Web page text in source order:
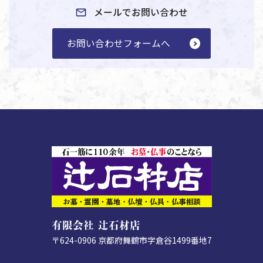
メールでお問い合わせ
お問い合わせフォームへ
有限会社 辻石材店
〒624-0906 京都府舞鶴市字倉谷1499番地7